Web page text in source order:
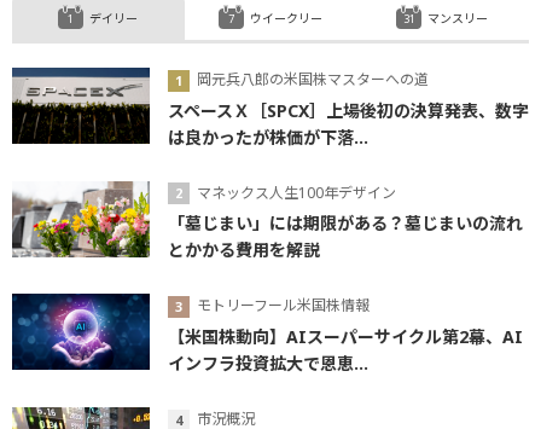
デイリー
岡元兵八郎の米国株マスターへの道
スペースＸ［SPCX］上場後初の決算発表、数字
は良かったが株価が下落...
マネックス人生100年デザイン
「墓じまい」には期限がある？墓じまいの流れ
とかかる費用を解説
モトリーフール米国株情報
【米国株動向】AIスーパーサイクル第2幕、AI
インフラ投資拡大で恩恵...
市況概況
ウイークリー マンスリー